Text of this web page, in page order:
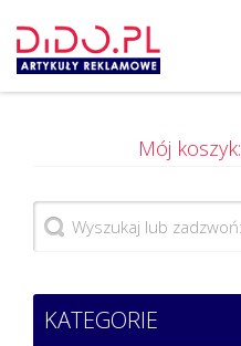
Mój koszyk:
KATEGORIE